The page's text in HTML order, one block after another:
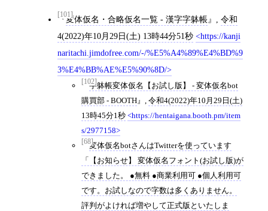
[101]変体仮名・合略仮名一覧 - 漢字字躰帳
令和
4(2022)年10月29日(土) 13時44分51秒
https://kanji
naritachi.jimdofree.com/-/%E5%A4%89%E4%BD%9
3%E4%BB%AE%E5%90%8D/
[102]字躰帳変体仮名【お試し版】 - 変体仮名bot
購買部 - BOOTH
, 令和4(2022)年10月29日(土)
13時45分1秒
https://hentaigana.booth.pm/item
s/2977158
[68]変体仮名botさんはTwitterを使っています
「【お知らせ】 変体仮名フォント(お試し版)が
できました。 ●無料 ●商業利用可 ●個人利用可
です。お試しなので字数は多くありません。
評判がよければ増やして正式版といたしま